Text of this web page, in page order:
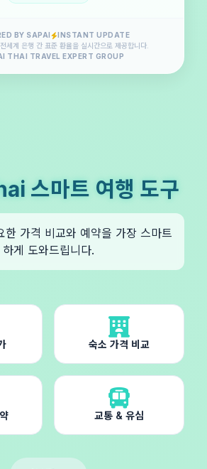
BY SAPAI
INSTANT UPDATE
계 은행 간 표준 환율을 실시간으로 제공합니다.
THAI TRAVEL EXPERT GROUP
스마트 여행 도구
한 가격 비교와 예약을 가장 스마트
하게 도와드립니다.
숙소 가격 비교
교통 & 유심